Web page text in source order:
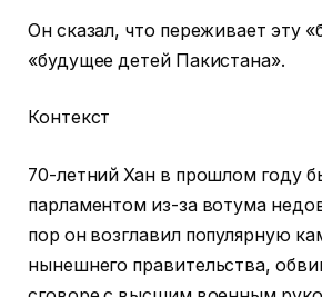
Он сказал, что переживает эту
«будущее детей Пакистана».
Контекст
70-летний Хан в прошлом году
парламентом из-за вотума
пор он возглавил популярную
нынешнего правительства,